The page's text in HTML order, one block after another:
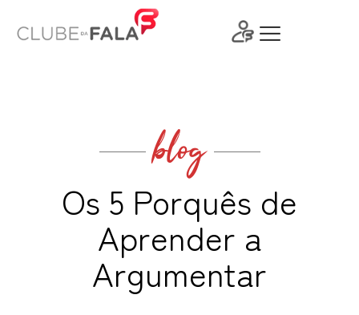
para
blog
Os 5 Porquês de
Aprender a
Argumentar